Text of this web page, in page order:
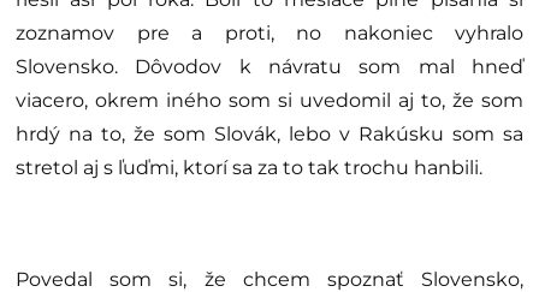
zoznamov pre a proti, no nakoniec vyhralo
Slovensko. Dôvodov k návratu som mal hneď
viacero, okrem iného som si uvedomil aj to, že som
hrdý na to, že som Slovák, lebo v Rakúsku som sa
stretol aj s ľuďmi, ktorí sa za to tak trochu hanbili.
Povedal som si, že chcem spoznať Slovensko,